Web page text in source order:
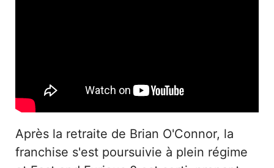
Après la retraite de Brian O'Connor, la
franchise s'est poursuivie à plein régime